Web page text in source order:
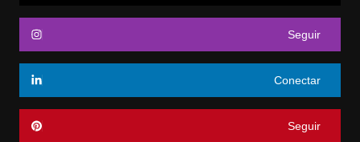
Seguir
Conectar
Seguir